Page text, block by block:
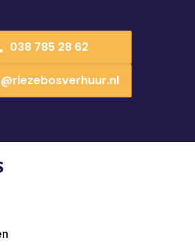
038 785 28 62